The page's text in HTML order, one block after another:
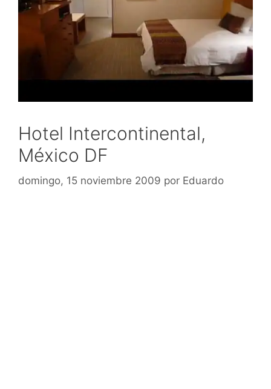
Hotel Intercontinental,
México DF
domingo, 15 noviembre 2009 por Eduardo